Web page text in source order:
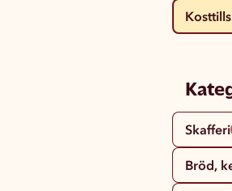
Skafferi
Bröd,